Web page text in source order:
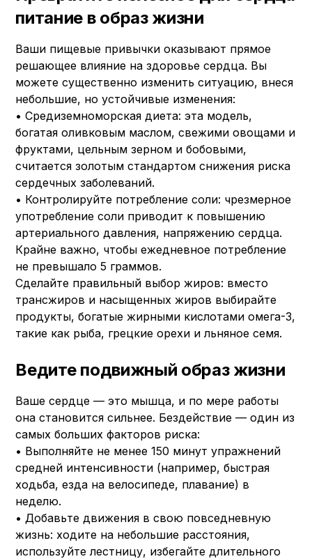
питание в образ жизни
Ваши пищевые привычки оказывают прямое
решающее влияние на здоровье сердца. Вы
можете существенно изменить ситуацию, внеся
небольшие, но устойчивые изменения:
• Средиземноморская диета: эта модель,
богатая оливковым маслом, свежими овощами и
фруктами, цельным зерном и бобовыми,
считается золотым стандартом снижения риска
сердечных заболеваний.
• Контролируйте потребление соли: чрезмерное
употребление соли приводит к повышению
артериального давления, напряжению сердца.
Крайне важно, чтобы ежедневное потребление
не превышало 5 граммов.
Сделайте правильный выбор жиров: вместо
трансжиров и насыщенных жиров выбирайте
продукты, богатые жирными кислотами омега-3,
такие как рыба, грецкие орехи и льняное семя.
Ведите подвижный образ жизни
Ваше сердце — это мышца, и по мере работы
она становится сильнее. Бездействие — один из
самых больших факторов риска:
• Выполняйте не менее 150 минут упражнений
средней интенсивности (например, быстрая
ходьба, езда на велосипеде, плавание) в
неделю.
• Добавьте движения в свою повседневную
жизнь: ходите на небольшие расстояния,
используйте лестницу, избегайте длительного